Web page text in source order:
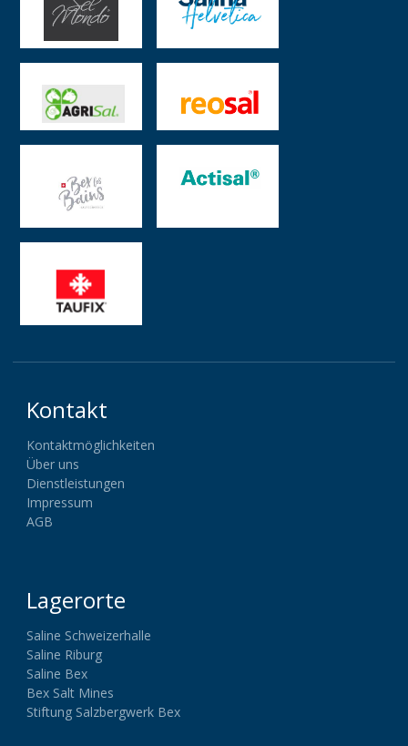
Kontakt
Kontaktmöglichkeiten
Über uns
Dienstleistungen
Impressum
AGB
Lagerorte
Saline Schweizerhalle
Saline Riburg
Saline Bex
Bex Salt Mines
Stiftung Salzbergwerk Bex